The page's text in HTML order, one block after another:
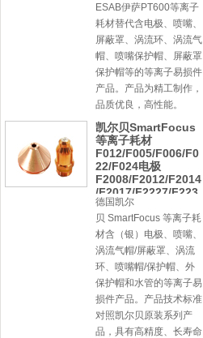
ESAB伊萨PT600等离子
耗材替代含电极、喷嘴、
屏蔽罩、涡流环、涡流气
帽、喷嘴保护帽、屏蔽罩
保护帽等的等离子易损件
产品。产品为精工制作，
品质优良，高性能。
凯尔贝SmartFocus
等离子耗材
F012/F005/F006/F0
22/F024电极
F2008/F2012/F2014
/F2017/F2227/F223
0/F2231喷嘴
德国凯尔
贝 SmartFocus 等离子耗
材含（银）电极、喷嘴、
涡流气帽/屏蔽罩、涡流
环、喷嘴帽/保护帽、外
保护帽和水管的等离子易
损件产品。产品技术标准
对照凯尔贝原装系列产
品，具有高精度、长寿命